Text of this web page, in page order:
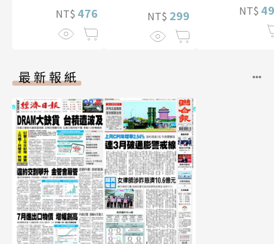
NT$ 476 NT$ 299 NT$
最新報紙